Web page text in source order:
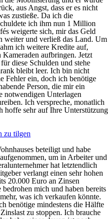
aus Angst, dass er es nicht
zustieße. Da ich die
ich ihm nun 1 Million
weigerte sich, mir das Geld
weiter und verließ das Land. Um
ich weitere Kredite auf,
aufbringen. Jetzt
diese Schulden und stehe
bleibt leer. Ich bin nicht
Fehler ein, doch ich benötige
Person, die mir ein
notwendigen Unterlagen
Ich verspreche, monatlich
hoffe sehr auf Ihre Unterstützung
zu tilgen
beteiligt und habe
um in Arbeiter und
hat letztendlich
verlangt einen sehr hohen
20.000 Euro an Zinsen
mich und haben bereits
was ich verkaufen könnte.
benötige mindestens die Hälfte
zu stoppen. Ich brauche